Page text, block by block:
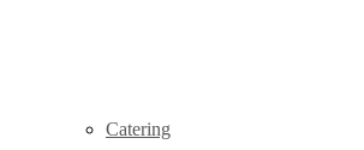
Catering